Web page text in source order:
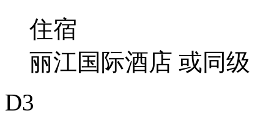
住宿
丽江国际酒店 或同级
D3